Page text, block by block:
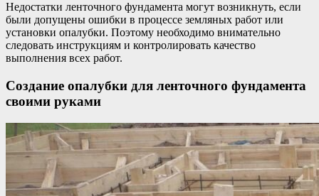
Недостатки ленточного фундамента могут возникнуть, если
были допущены ошибки в процессе земляных работ или
установки опалубки. Поэтому необходимо внимательно
следовать инструкциям и контролировать качество
выполнения всех работ.
Создание опалубки для ленточного фундамента
своими руками